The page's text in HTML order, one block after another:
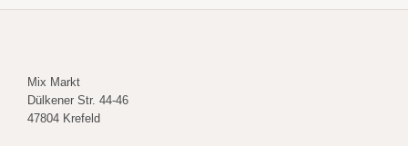
Mix Markt
Dülkener Str. 44-46
47804 Krefeld